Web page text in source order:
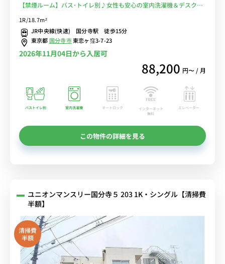
【禁煙ルーム】バス･トイレ別♪女性も安心の室内洗濯機＆デスク・
お部屋■選べるWi-Fi格安レンタル中！
1R/18.7m²
JR中央線(快速) 国分寺駅 徒歩15分
東京都 国分寺市東恋ヶ窪3-7-23
2026年11月04日から入居可
88,200 円〜 / 月
バストイレ別 室内洗濯機 オートロック
インターネット
無料
エレベーター
この物件の詳細を見る
ユニオンマンスリー国分寺５ 203 1K・シングル【清掃費
半額】
清掃費
半額